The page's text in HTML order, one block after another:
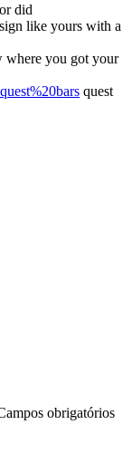
did
like yours with a
where you got your
quest
obrigatórios